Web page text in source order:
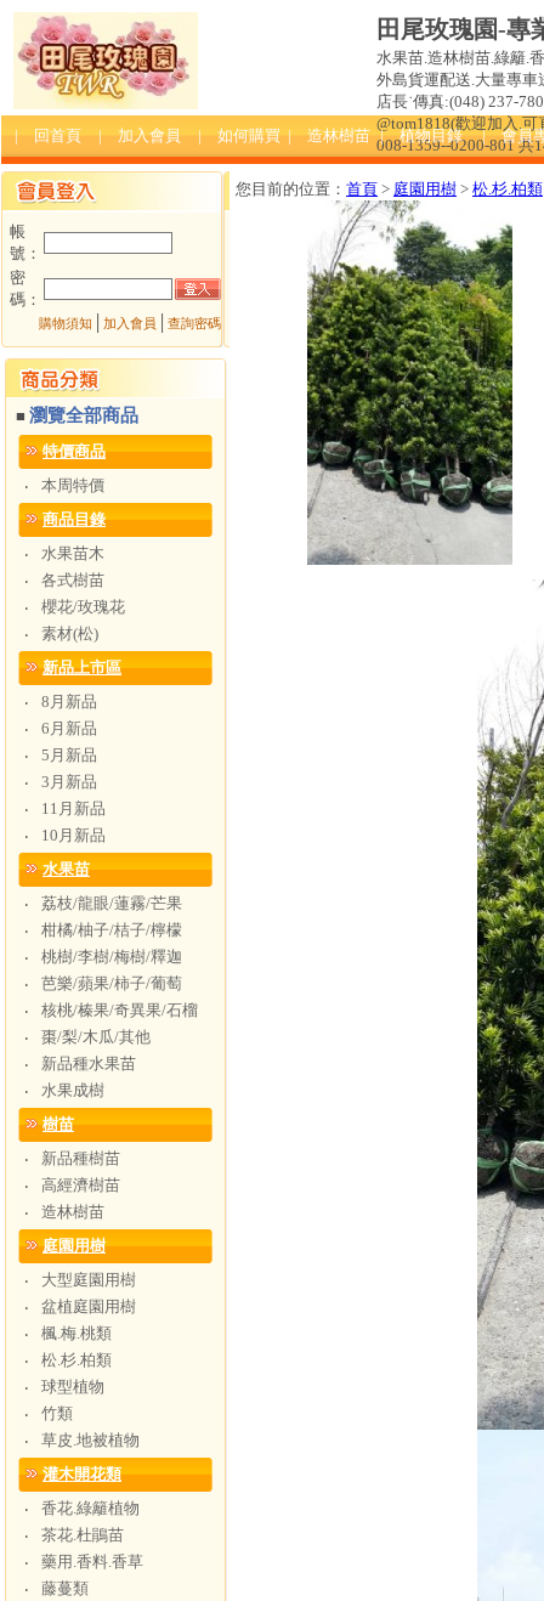
田尾玫瑰園-專
水果苗.造林樹苗.綠籬.
外島貨運配送.大量專車
店長˙傳真:(048) 237-
@tom1818(歡迎加入.
008-1359--0200-801 共
| 回首頁 | 加入會員 | 如何購買 | 造林樹苗 | 植物目錄 | 會員
帳
號：
密
碼：
購物須知 加入會員 查詢密碼
■瀏覽全部商品
特價商品
‧
本周特價
商品目錄
‧
水果苗木
‧
各式樹苗
‧
櫻花/玫瑰花
‧
素材(松)
新品上市區
‧
8月新品
‧
6月新品
‧
5月新品
‧
3月新品
‧
11月新品
‧
10月新品
水果苗
‧
荔枝/龍眼/蓮霧/芒果
‧
柑橘/柚子/桔子/檸檬
‧
桃樹/李樹/梅樹/釋迦
‧
芭樂/蘋果/柿子/葡萄
‧
核桃/榛果/奇異果/石榴
‧
棗/梨/木瓜/其他
‧
新品種水果苗
‧
水果成樹
樹苗
‧
新品種樹苗
‧
高經濟樹苗
‧
造林樹苗
庭園用樹
‧
大型庭園用樹
‧
盆植庭園用樹
‧
楓.梅.桃類
‧
松.杉.柏類
‧
球型植物
‧
竹類
‧
草皮.地被植物
灌木開花類
‧
香花.綠籬植物
‧
茶花.杜鵑苗
‧
藥用.香料.香草
‧
藤蔓類
您目前的位置： 首頁 > 庭園用樹 > 松.杉.柏類